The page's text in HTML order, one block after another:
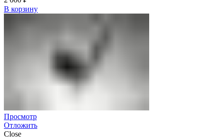
В корзину
Просмотр
Отложить
Close